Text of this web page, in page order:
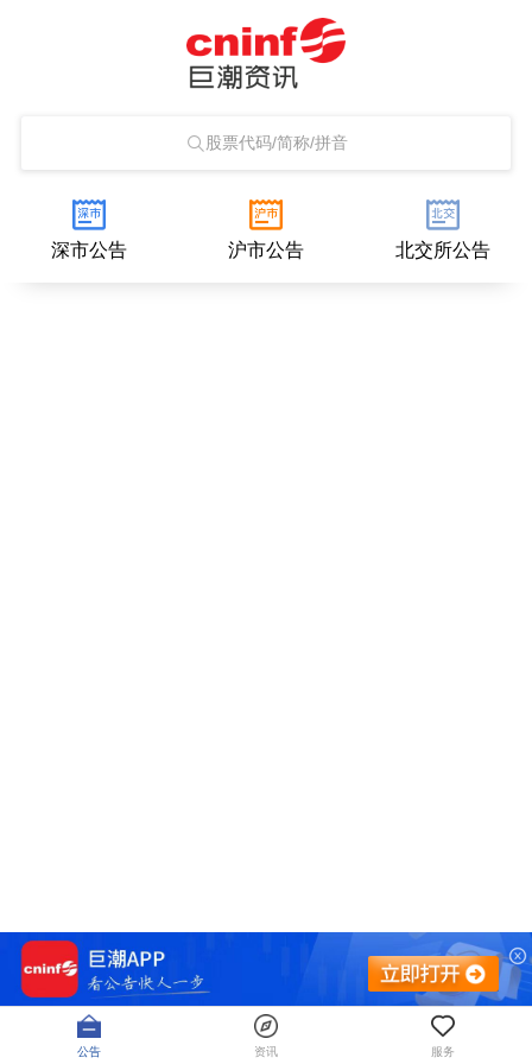
股票代码/简称/拼音
深市公告 沪市公告 北交所公告
公告 资讯 服务